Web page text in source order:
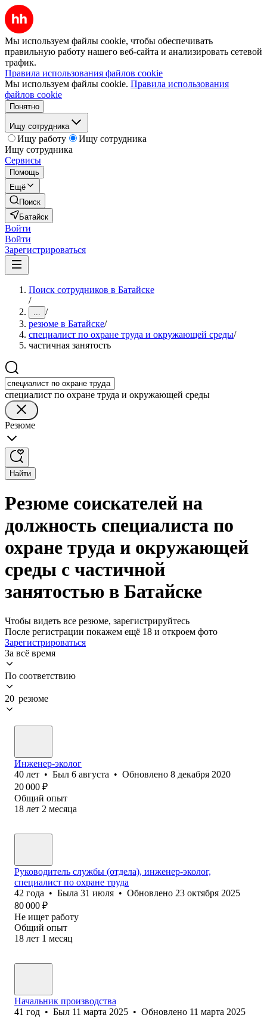
Мы используем файлы cookie, чтобы обеспечивать
правильную работу нашего веб-сайта и анализировать сетевой
трафик.
Правила использования файлов cookie
Мы используем файлы cookie. Правила использования
файлов cookie
Понятно
Ищу сотрудника
Ищу работу
Ищу сотрудника
Ищу сотрудника
Сервисы
Помощь
Ещё
Поиск
Батайск
Войти
Войти
Зарегистрироваться
Поиск сотрудников в Батайске
/
... /
резюме в Батайске/
специалист по охране труда и окружающей среды/
частичная занятость
специалист по охране труда и окружающей среды
Резюме
Найти
Резюме соискателей на
должность специалиста по
охране труда и окружающей
среды с частичной
занятостью в Батайске
Чтобы видеть все резюме, зарегистрируйтесь
После регистрации покажем ещё 18 и откроем фото
Зарегистрироваться
За всё время
По соответствию
20 резюме
Инженер-эколог
40 лет • Был 6 августа • Обновлено 8 декабря 2020
20 000 ₽
Общий опыт
18 лет 2 месяца
Руководитель службы (отдела), инженер-эколог,
специалист по охране труда
42 года • Была 31 июля • Обновлено 23 октября 2025
80 000 ₽
Не ищет работу
Общий опыт
18 лет 1 месяц
Начальник производства
41 год • Был 11 марта 2025 • Обновлено 11 марта 2025